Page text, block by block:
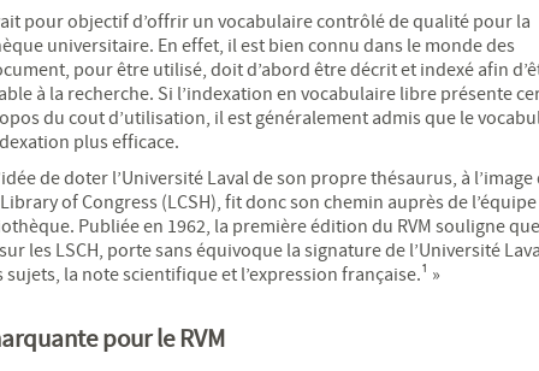
pour objectif d’offrir un vocabulaire contrôlé de qualité pour la
universitaire. En effet, il est bien connu dans le monde des
pour être utilisé, doit d’abord être décrit et indexé afin
à la recherche. Si l’indexation en vocabulaire libre présente
du cout d’utilisation, il est généralement admis que le
plus efficace.
de doter l’Université Laval de son propre thésaurus, à l’image
of Congress (LCSH), fit donc son chemin auprès de
Publiée en 1962, la première édition du RVM souligne
les LSCH, porte sans équivoque la signature de l’Université
la note scientifique et l’expression française.¹ »
pour le RVM